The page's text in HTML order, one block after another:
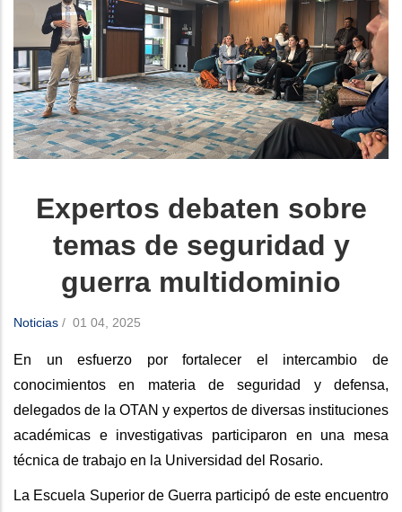
Expertos debaten sobre
temas de seguridad y
guerra multidominio
Noticias / 01 04, 2025
En un esfuerzo por fortalecer el intercambio de
conocimientos en materia de seguridad y defensa,
delegados de la OTAN y expertos de diversas instituciones
académicas e investigativas participaron en una mesa
técnica de trabajo en la Universidad del Rosario.
La Escuela Superior de Guerra participó de este encuentro